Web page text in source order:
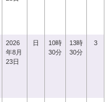
2026
年8月
23日
日
10時
30分
13時
30分
3